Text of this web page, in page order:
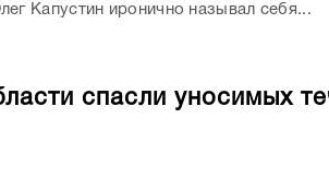
Капустин иронично называл себя...
спасли уносимых